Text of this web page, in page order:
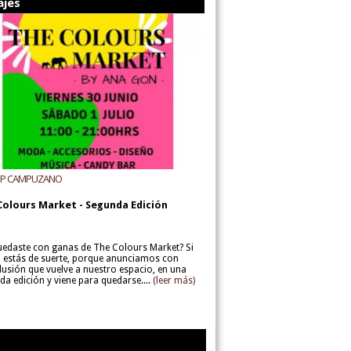
CAMPUZANO
Market - Segunda Edición
con ganas de The Colours Market? Si
estás de suerte, porque anunciamos con
que vuelve a nuestro espacio, en una
edición y viene para quedarse.... (leer más)